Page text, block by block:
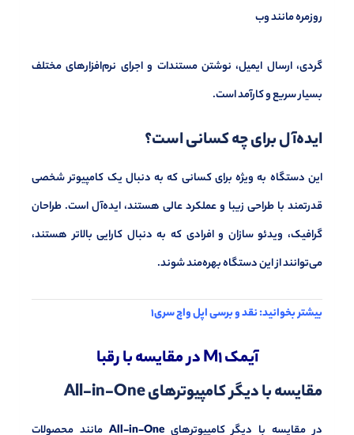
روزمره مانند وب
‌گردی، ارسال ایمیل، نوشتن مستندات و اجرای نرم‌افزارهای مختلف
بسیار سریع و کارآمد است.
ایده‌آل برای چه کسانی است؟
این دستگاه به ویژه برای کسانی که به دنبال یک کامپیوتر شخصی
قدرتمند با طراحی زیبا و عملکرد عالی هستند، ایده‌آل است. طراحان
گرافیک، ویدئو سازان و افرادی که به دنبال کارایی بالاتر هستند،
می‌توانند از این دستگاه بهره‌مند شوند.
بیشتر بخوانید:نقد و‌ برسی اپل واچ سری1
آیمک M1 در مقایسه با رقبا
مقایسه با دیگر کامپیوترهای All-in-One
در مقایسه با دیگر کامپیوترهایAll-in-One مانند محصولات